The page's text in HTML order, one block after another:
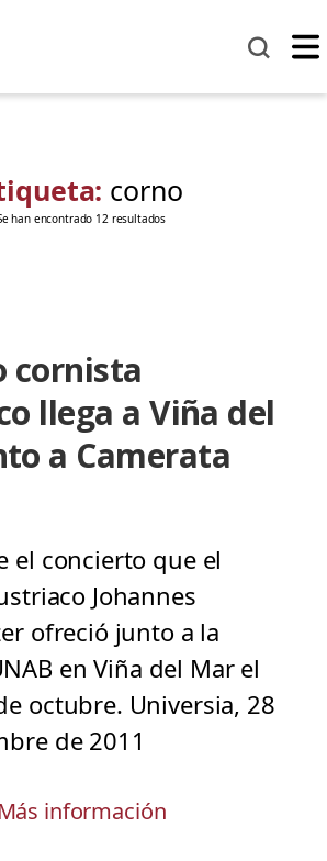
corno
han encontrado 12 resultados
cornista
llega a Viña del
a Camerata
el concierto que el
Johannes
ofreció junto a la
en Viña del Mar el
octubre. Universia, 28
de 2011
Más información